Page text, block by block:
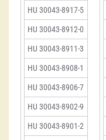
HU 30043-8917-5
HU 30043-8912-0
HU 30043-8911-3
HU 30043-8908-1
HU 30043-8906-7
HU 30043-8902-9
HU 30043-8901-2